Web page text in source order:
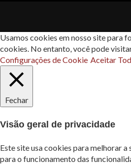
Usamos cookies em nosso site para
cookies. No entanto, você pode
Configurações de Cookie Aceitar
Fechar
Visão geral de privacidade
Este site usa cookies para melhorar
para o funcionamento das